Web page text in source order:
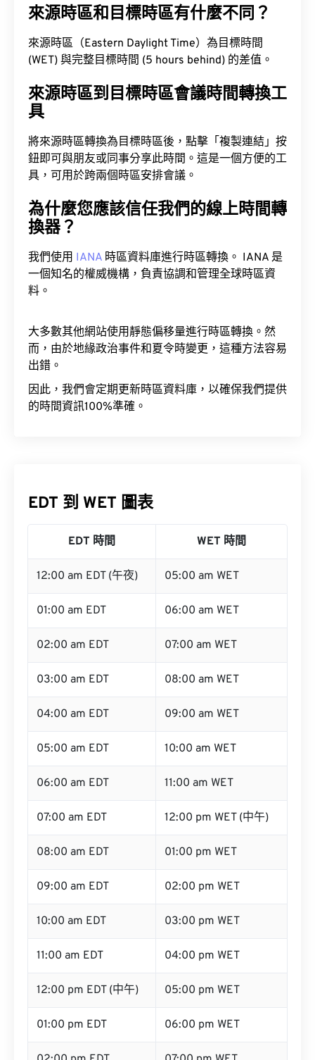
來源時區和目標時區有什麼不同？
來源時區（Eastern Daylight Time）為目標時間
(WET) 與完整目標時間 (5 hours behind) 的差值。
來源時區到目標時區會議時間轉換工
具
將來源時區轉換為目標時區後，點擊「複製連結」按
鈕即可與朋友或同事分享此時間。這是一個方便的工
具，可用於跨兩個時區安排會議。
為什麼您應該信任我們的線上時間轉
換器？
我們使用 IANA 時區資料庫進行時區轉換。 IANA 是
一個知名的權威機構，負責協調和管理全球時區資
料。
大多數其他網站使用靜態偏移量進行時區轉換。然
而，由於地緣政治事件和夏令時變更，這種方法容易
出錯。
因此，我們會定期更新時區資料庫，以確保我們提供
的時間資訊100%準確。
EDT 到 WET 圖表
EDT 時間 WET 時間
12:00 am EDT (午夜) 05:00 am WET
01:00 am EDT 06:00 am WET
02:00 am EDT 07:00 am WET
03:00 am EDT 08:00 am WET
04:00 am EDT 09:00 am WET
05:00 am EDT 10:00 am WET
06:00 am EDT 11:00 am WET
07:00 am EDT 12:00 pm WET (中午)
08:00 am EDT 01:00 pm WET
09:00 am EDT 02:00 pm WET
10:00 am EDT 03:00 pm WET
11:00 am EDT 04:00 pm WET
12:00 pm EDT (中午) 05:00 pm WET
01:00 pm EDT 06:00 pm WET